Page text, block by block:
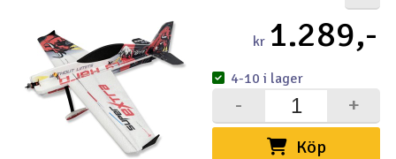
kr 1.289,-
Köp
+
-
4-10 i lager